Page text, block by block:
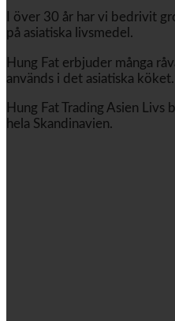
I över 30 år har vi bedrivit
på asiatiska livsmedel.
Hung Fat erbjuder många
används i det asiatiska köket.
Hung Fat Trading Asien Livs
hela Skandinavien.